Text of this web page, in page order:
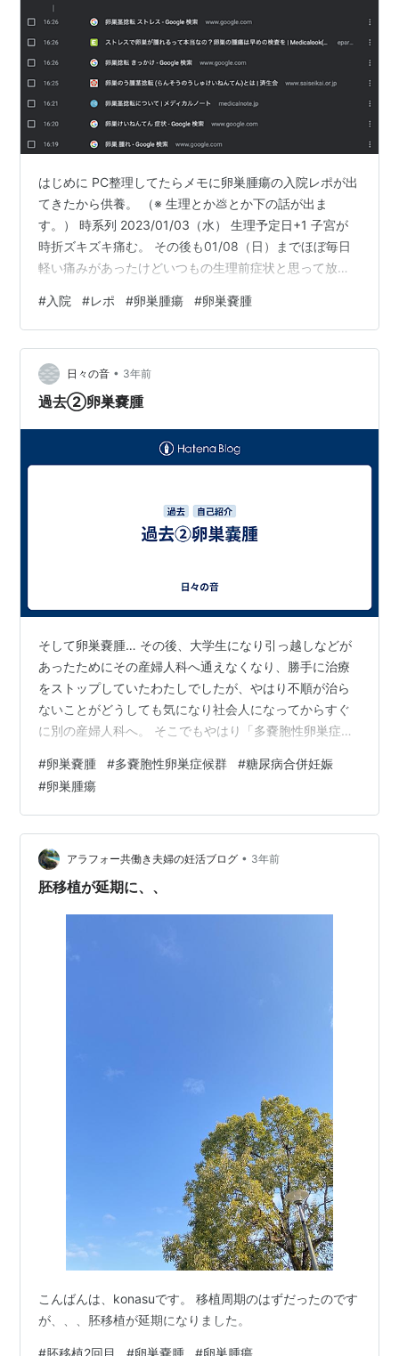
はじめに PC整理してたらメモに卵巣腫瘍の入院レポが出
てきたから供養。 （※ 生理とか💩とか下の話が出ま
す。） 時系列 2023/01/03（水） 生理予定日+1 子宮が
時折ズキズキ痛む。 その後も01/08（日）までほぼ毎日
軽い痛みがあったけどいつもの生理前症状と思って放置
入ってるときに痛みで立つことができなくなる。 湯船に
浸ると回復したから、そろそろ生理来るかなと思ってま
た放置。 2023/01/09（月・祝） 01:00頃 生理予定日
+10 横になっててもズキズキ痛むようになってきた。 体
を動かすたびに痛くて仰向けにも…
#入院 #レポ #卵巣腫瘍 #卵巣嚢腫
日々の音 • 3年前
過去②卵巣嚢腫
そして卵巣嚢腫… その後、大学生になり引っ越しなどが
あったためにその産婦人科へ通えなくなり、勝手に治療
をストップしていたわたしでしたが、やはり不順が治ら
ないことがどうしても気になり社会人になってからすぐ
に別の産婦人科へ。 そこでもやはり「多嚢胞性卵巣症候
卵しないままでは卵巣によくない」ということで、排卵
誘発剤を使って毎月の生理をおこす治療をすることにな
りました。 なぜこんなにも不順を直したいのかというこ
とと、卵巣の機能が落ちてしまうのを気にしたのかにつ
いては「当時からわたしに強い妊娠願望があったから」
です。 将来は絶対子どもが欲しい。 これだけ…
#卵巣嚢腫 #多嚢胞性卵巣症候群 #糖尿病合併妊娠
#卵巣腫瘍
アラフォー共働き夫婦の妊活ブログ • 3年前
胚移植が延期に、、
こんばんは、konasuです。 移植周期のはずだったのです
が、、、胚移植が延期になりました。
#胚移植2回目 #卵巣嚢腫 #卵巣腫瘍